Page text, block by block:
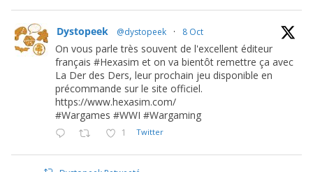
Dystopeek @dystopeek · 8 Oct
On vous parle très souvent de l'excellent éditeur
français #Hexasim et on va bientôt remettre ça avec
La Der des Ders, leur prochain jeu disponible en
précommande sur le site officiel.
https://www.hexasim.com/
#Wargames #WWI #Wargaming
1 Twitter